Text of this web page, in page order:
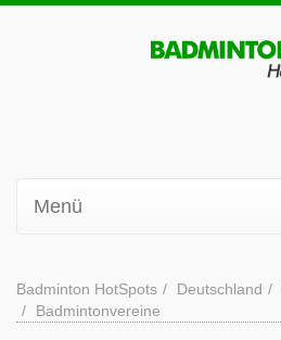
Menü
Badminton HotSpots Deutschland
Badmintonvereine